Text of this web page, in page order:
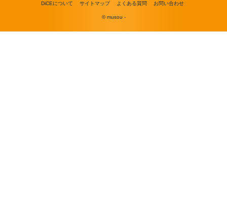
DiCEについて サイトマップ よくある質問 お問い合わせ
© musou -